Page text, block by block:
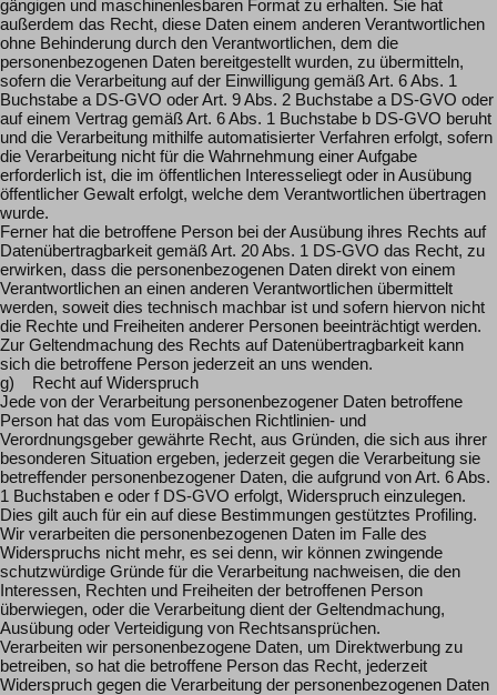
gängigen und maschinenlesbaren Format zu erhalten. Sie hat
außerdem das Recht, diese Daten einem anderen Verantwortlichen
ohne Behinderung durch den Verantwortlichen, dem die
personenbezogenen Daten bereitgestellt wurden, zu übermitteln,
sofern die Verarbeitung auf der Einwilligung gemäß Art. 6 Abs. 1
Buchstabe a DS-GVO oder Art. 9 Abs. 2 Buchstabe a DS-GVO oder
auf einem Vertrag gemäß Art. 6 Abs. 1 Buchstabe b DS-GVO beruht
und die Verarbeitung mithilfe automatisierter Verfahren erfolgt, sofern
die Verarbeitung nicht für die Wahrnehmung einer Aufgabe
erforderlich ist, die im öffentlichen Interesseliegt oder in Ausübung
öffentlicher Gewalt erfolgt, welche dem Verantwortlichen übertragen
wurde.
Ferner hat die betroffene Person bei der Ausübung ihres Rechts auf
Datenübertragbarkeit gemäß Art. 20 Abs. 1 DS-GVO das Recht, zu
erwirken, dass die personenbezogenen Daten direkt von einem
Verantwortlichen an einen anderen Verantwortlichen übermittelt
werden, soweit dies technisch machbar ist und sofern hiervon nicht
die Rechte und Freiheiten anderer Personen beeinträchtigt werden.
Zur Geltendmachung des Rechts auf Datenübertragbarkeit kann
sich die betroffene Person jederzeit an uns wenden.
g) Recht auf Widerspruch
Jede von der Verarbeitung personenbezogener Daten betroffene
Person hat das vom Europäischen Richtlinien- und
Verordnungsgeber gewährte Recht, aus Gründen, die sich aus ihrer
besonderen Situation ergeben, jederzeit gegen die Verarbeitung sie
betreffender personenbezogener Daten, die aufgrund von Art. 6 Abs.
1 Buchstaben e oder f DS-GVO erfolgt, Widerspruch einzulegen.
Dies gilt auch für ein auf diese Bestimmungen gestütztes Profiling.
Wir verarbeiten die personenbezogenen Daten im Falle des
Widerspruchs nicht mehr, es sei denn, wir können zwingende
schutzwürdige Gründe für die Verarbeitung nachweisen, die den
Interessen, Rechten und Freiheiten der betroffenen Person
überwiegen, oder die Verarbeitung dient der Geltendmachung,
Ausübung oder Verteidigung von Rechtsansprüchen.
Verarbeiten wir personenbezogene Daten, um Direktwerbung zu
betreiben, so hat die betroffene Person das Recht, jederzeit
Widerspruch gegen die Verarbeitung der personenbezogenen Daten